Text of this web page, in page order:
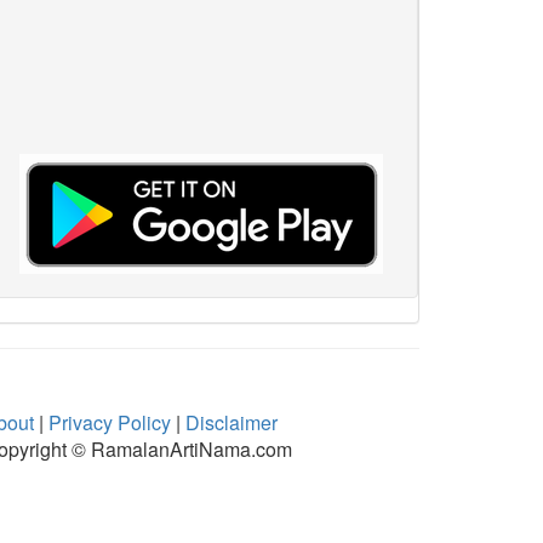
| Privacy Policy | Disclaimer
© RamalanArtiNama.com